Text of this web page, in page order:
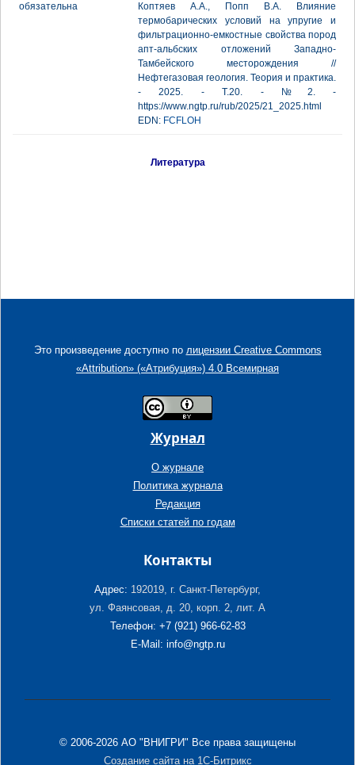
обязательна
Коптяев А.А., Попп В.А. Влияние
термобарических условий на упругие и
фильтрационно-емкостные свойства пород
апт-альбских отложений Западно-
Тамбейского месторождения //
Нефтегазовая геология. Теория и практика.
- 2025. - Т.20. - №2. -
https://www.ngtp.ru/rub/2025/21_2025.html
EDN: FCFLOH
Литература
Это произведение доступно по лицензии Creative Commons
«Attribution» («Атрибуция») 4.0 Всемирная
Журнал
О журнале
Политика журнала
Редакция
Списки статей по годам
Контакты
Адрес: 192019, г. Санкт-Петербург,
ул. Фаянсовая, д. 20, корп. 2, лит. А
Телефон: +7 (921) 966-62-83
E-Mail: info@ngtp.ru
© 2006-2026 АО "ВНИГРИ" Все права защищены
Создание сайта на 1С-Битрикс